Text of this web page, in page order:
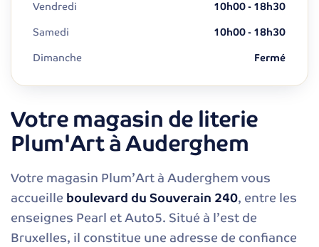
Vendredi 10h00 - 18h30
Samedi 10h00 - 18h30
Dimanche Fermé
Votre magasin de literie
Plum'Art à Auderghem
Votre magasin Plum’Art à Auderghem vous
accueille boulevard du Souverain 240, entre les
enseignes Pearl et Auto5. Situé à l’est de
Bruxelles, il constitue une adresse de confiance